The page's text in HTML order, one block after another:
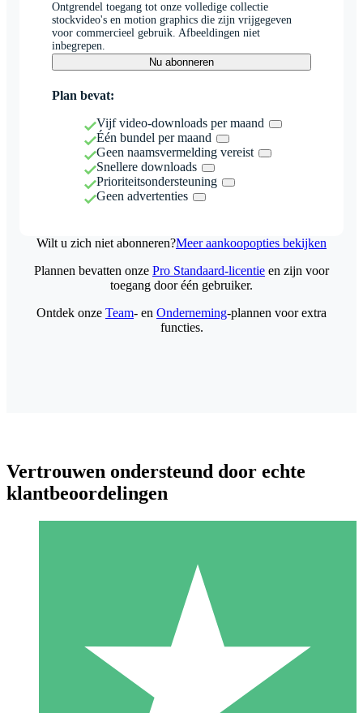
Ontgrendel toegang tot onze volledige collectie
stockvideo's en motion graphics die zijn vrijgegeven
voor commercieel gebruik. Afbeeldingen niet
inbegrepen.
Nu abonneren
Plan bevat:
Vijf video-downloads per maand
Één bundel per maand
Geen naamsvermelding vereist
Snellere downloads
Prioriteitsondersteuning
Geen advertenties
Wilt u zich niet abonneren?Meer aankoopopties bekijken
Individuele Creditpakketten
Betaal per gebruik met downloadtegoeden. Geen maandelijkse
Plannen bevatten onze Pro Standaard-licentie en zijn voor
toegang door één gebruiker.
Ontdek onze Team- en Onderneming-plannen voor extra
functies.
Vertrouwen ondersteund door echte
klantbeoordelingen